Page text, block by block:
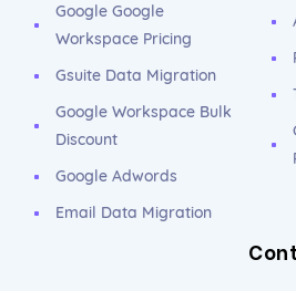
Google Google
Workspace Pricing
Gsuite Data Migration
Google Workspace Bulk
Discount
Google Adwords
Email Data Migration